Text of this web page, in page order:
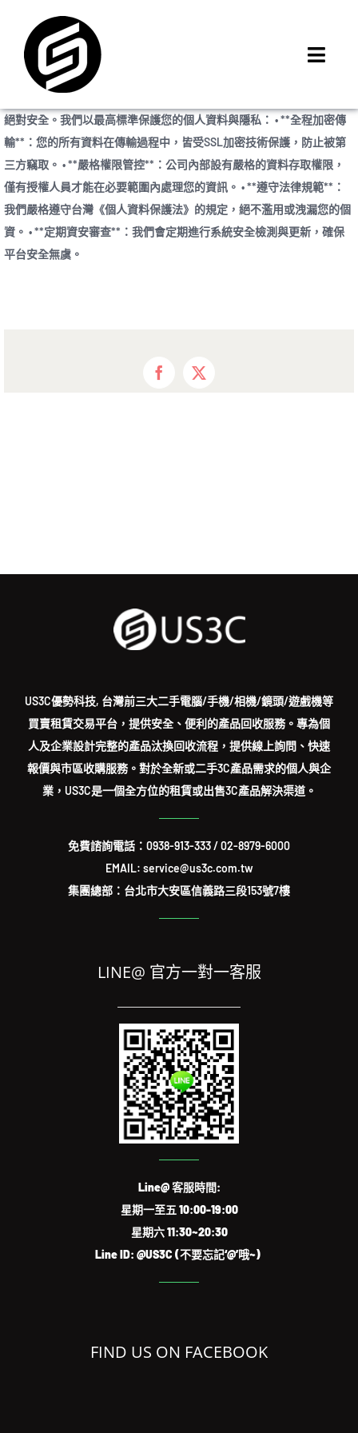
content
門市據點
iMCheck APP
iPhone 回收價
線上商城
3C租賃
絕對安全。我們以最高標準保護您的個人資料與隱私： • **全程加密傳
輸**：您的所有資料在傳輸過程中，皆受SSL加密技術保護，防止被第
三方竊取。 • **嚴格權限管控**：公司內部設有嚴格的資料存取權限，
僅有授權人員才能在必要範圍內處理您的資訊。 • **遵守法律規範**：
我們嚴格遵守台灣《個人資料保護法》的規定，絕不濫用或洩漏您的個
資。 • **定期資安審查**：我們會定期進行系統安全檢測與更新，確保
平台安全無虞。
Facebook
X
US3C優勢科技, 台灣前三大二手電腦/手機/相機/鏡頭/遊戲機等
買賣租賃交易平台，提供安全、便利的產品回收服務。專為個
人及企業設計完整的產品汰換回收流程，提供線上詢問、快速
報價與市區收購服務。對於全新或二手3C產品需求的個人與企
業，US3C是一個全方位的租賃或出售3C產品解決渠道。
免費諮詢電話： 0938-913-333/02-8979-6000
EMAIL: service@us3c.com.tw
集團總部：台北市大安區信義路三段153號7樓
LINE@ 官方一對一客服
Line@ 客服時間:
星期一至五 10:00-19:00
星期六 11:30~20:30
Line ID: @US3C (不要忘記‘@’哦~)
FIND US ON FACEBOOK